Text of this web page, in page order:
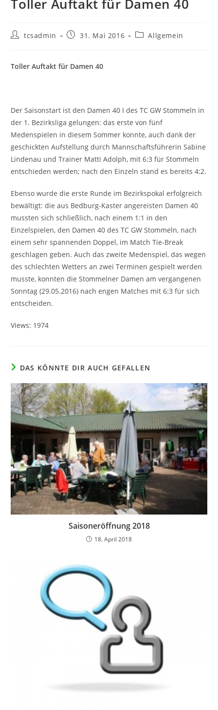
Toller Auftakt für Damen 40
Beitrags-
tcsadmin
Beitrag31. Mai 2016
Beitrags-
Allgemein
Toller Auftakt für Damen 40
Der Saisonstart ist den Damen 40 I des TC GW Stommeln in
der 1. Bezirksliga gelungen: das erste von fünf
Medenspielen in diesem Sommer konnte, auch dank der
geschickten Aufstellung durch Mannschaftsführerin Sabine
Lindenau und Trainer Matti Adolph, mit 6:3 für Stommeln
entschieden werden; nach den Einzeln stand es bereits 4:2.
Ebenso wurde die erste Runde im Bezirkspokal erfolgreich
bewältigt: die aus Bedburg-Kaster angereisten Damen 40
mussten sich schließlich, nach einem 1:1 in den
Einzelspielen, den Damen 40 des TC GW Stommeln, nach
einem sehr spannenden Doppel, im Match Tie-Break
geschlagen geben. Auch das zweite Medenspiel, das wegen
des schlechten Wetters an zwei Terminen gespielt werden
musste, konnten die Stommelner Damen am vergangenen
Sonntag (29.05.2016) nach engen Matches mit 6:3 für sich
entscheiden.
Views: 1974
DAS KÖNNTE DIR AUCH GEFALLEN
Saisoneröffnung 2018
18. April 2018